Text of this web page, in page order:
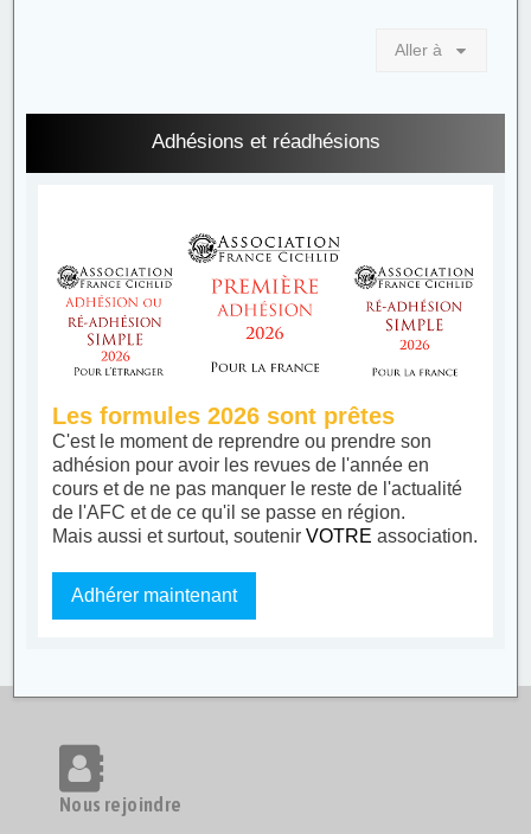
Aller à
Adhésions et réadhésions
Les formules 2026 sont prêtes
C'est le moment de reprendre ou prendre son
adhésion pour avoir les revues de l'année en
cours et de ne pas manquer le reste de l'actualité
de l'AFC et de ce qu'il se passe en région.
Mais aussi et surtout, soutenirVOTRE association.
Adhérer maintenant
Nous rejoindre